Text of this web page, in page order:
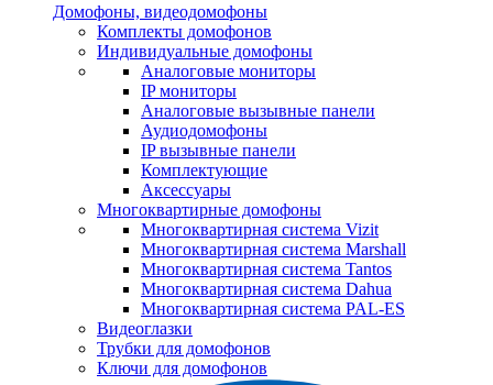
Домофоны, видеодомофоны
Комплекты домофонов
Индивидуальные домофоны
Аналоговые мониторы
IP мониторы
Аналоговые вызывные панели
Аудиодомофоны
IP вызывные панели
Комплектующие
Аксессуары
Многоквартирные домофоны
Многоквартирная система Vizit
Многоквартирная система Marshall
Многоквартирная система Tantos
Многоквартирная система Dahua
Многоквартирная система PAL-ES
Видеоглазки
Трубки для домофонов
Ключи для домофонов